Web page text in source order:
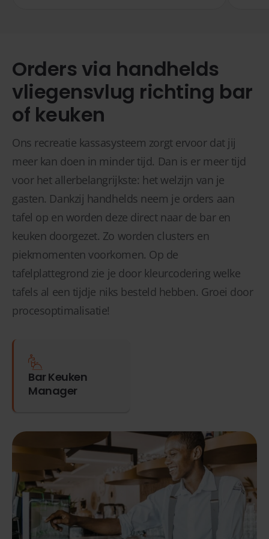
Orders via handhelds
vliegensvlug richting bar
of keuken
Ons recreatie kassasysteem zorgt ervoor dat jij
meer kan doen in minder tijd. Dan is er meer tijd
voor het allerbelangrijkste: het welzijn van je
gasten. Dankzij handhelds neem je orders aan
tafel op en worden deze direct naar de bar en
keuken doorgezet. Zo worden clusters en
piekmomenten voorkomen. Op de
tafelplattegrond zie je door kleurcodering welke
tafels al een tijdje niks besteld hebben. Groei door
procesoptimalisatie!
Bar Keuken
Manager